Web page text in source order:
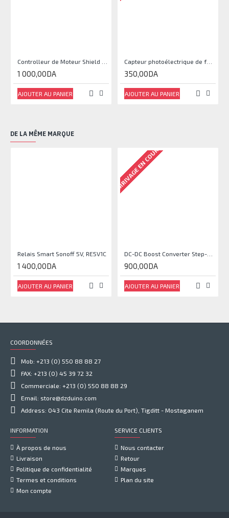
1 000,00DA
AJOUTER AU PANIER
Capteur photoélectrique de faisceau Module de capteur IR
350,00DA
AJOUTER AU PANIER
DE LA MÊME MARQUE
Relais Smart Sonoff 5V, RE5V1C
1 400,00DA
AJOUTER AU PANIER
ARRIVAGE EN COURS
DC-DC Boost Converter Step-Up Power Module Output 5V-35V
900,00DA
AJOUTER AU PANIER
COORDONNÉES
Mob: +213 (0) 550 88 88 27
FAX: +213 (0) 45 39 72 32
Commerciale: +213 (0) 550 88 88 29
Email: store@dzduino.com
Address: 043 Cite Remila (Route du Port), Tigditt - Mostaganem
INFORMATION
À propos de nous
Livraison
Politique de confidentialité
Termes et conditions
Mon compte
SERVICE CLIENTS
Nous contacter
Retour
Marques
Plan du site